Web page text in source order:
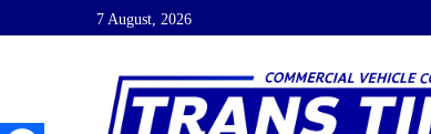
7 August, 2026